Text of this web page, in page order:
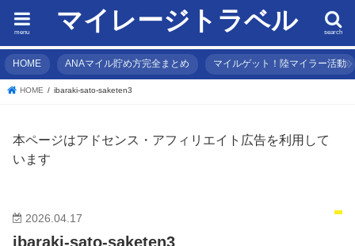
マイレージトラベル search
menu
HOME ANAマイル貯め方完全まとめ マイルゲット！陸マイラー活動
HOME ibaraki-sato-saketen3
本ページはアドセンス・アフィリエイト広告を利用して
います
2026.04.17
ibaraki-sato-saketen3